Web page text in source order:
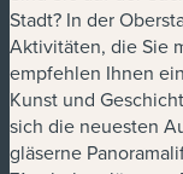
Stadt? In der
Aktivitäten, die Sie
empfehlen Ihnen
Kunst und
sich die neuesten
gläserne